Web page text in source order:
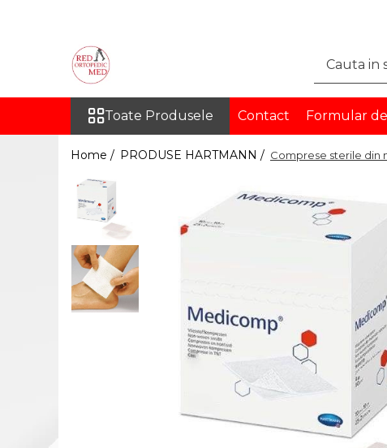
Toate Produsele
DISPOZITIVE MEDICALE
COLOANA VERTEBRALA
MEMBRU INFERIOR
PROTEZE
PROTEZE PENTRU MEMBRUL
SUPERIOR
PROTEZE PENTRU MEMBRUL
Toate Produsele Contact Formular
Home / PRODUSE HARTMANN / Comprese sterile din